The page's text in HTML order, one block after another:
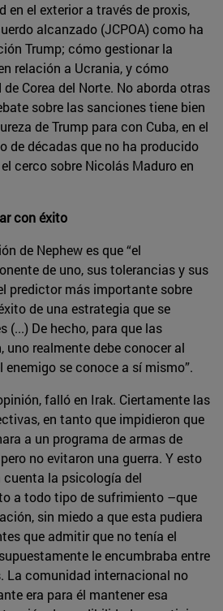
en el exterior a través de proxis,
alcanzado (JCPOA) como ha
Trump; cómo gestionar la
relación a Ucrania, y cómo
Corea del Norte. No aborda otras
sobre las sanciones tiene bien
de Trump para con Cuba, en el
de décadas que no ha producido
cerco sobre Nicolás Maduro en
con éxito
de Nephew es que “el
de uno, sus tolerancias y sus
predictor más importante sobre
de una estrategia que se
(...) De hecho, para que las
uno realmente debe conocer al
enemigo se conoce a sí mismo”.
falló en Irak. Ciertamente las
en tanto que impidieron que
a un programa de armas de
no evitaron una guerra. Y esto
cuenta la psicología del
a todo tipo de sufrimiento –que
sin miedo a que esta pudiera
que admitir que no tenía el
le encumbraba entre
La comunidad internacional no
era para él mantener esa